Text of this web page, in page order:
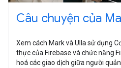
Câu chuyện của
Xem cách Mark và Ulla sử dụng
thực của Firebase và chức năng
hoá các giao dịch giữa người